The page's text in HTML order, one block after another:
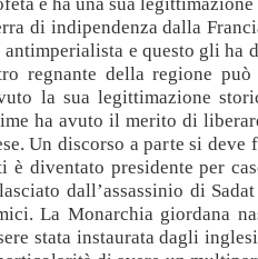
e ha una sua
di indipendenza dalla
antimperialista e questo gli ha
regnante della regione può
la sua legittimazione
ha avuto il merito di
Un discorso a parte si deve
è diventato presidente per
dall’assassinio di
La Monarchia giordana
stata instaurata dagli